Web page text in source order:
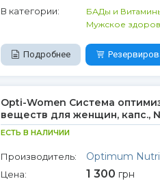
В категории: БАДы и
Мужское
Подробнее
Opti-Women Система
веществ для женщин, капс.,
ЕСТЬ В НАЛИЧИИ
Производитель: Optimum
Цена: 1 300 грн